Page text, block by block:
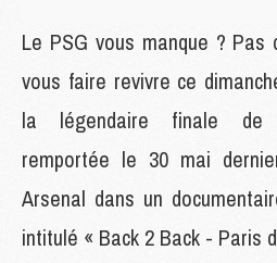
Le PSG vous manque ? Pas
vous faire revivre ce
la légendaire finale de
remportée le 30 mai
Arsenal dans un
intitulé « Back 2 Back - Paris